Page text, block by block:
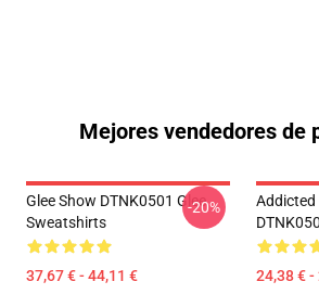
Mejores vendedores de
Glee Show DTNK0501 Glee
Sweatshirts
37,67 € - 44,11 €
-20%
Addicted
24,38 € -